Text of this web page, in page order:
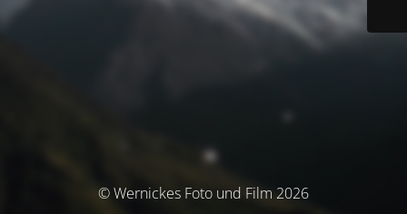
© Wernickes Foto und Film 2026